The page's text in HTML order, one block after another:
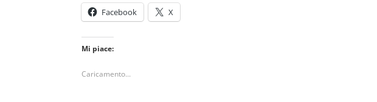
Facebook X
Mi piace:
Caricamento...